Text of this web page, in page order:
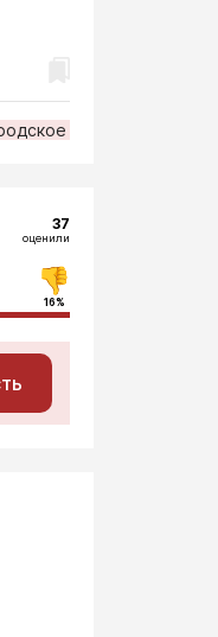
37
оценили
16%